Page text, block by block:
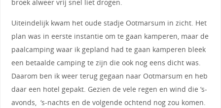
broek alweer vrij snel liet drogen.
Uiteindelijk kwam het oude stadje Ootmarsum in zicht. Het
plan was in eerste instantie om te gaan kamperen, maar de
paalcamping waar ik gepland had te gaan kamperen bleek
een betaalde camping te zijn die ook nog eens dicht was.
Daarom ben ik weer terug gegaan naar Ootmarsum en heb
daar een hotel gepakt. Gezien de vele regen en wind die ‘s-
avonds, ‘s-nachts en de volgende ochtend nog zou komen.